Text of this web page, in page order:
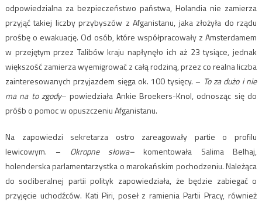
odpowiedzialna za bezpieczeństwo państwa, Holandia nie zamierza
przyjąć takiej liczby przybyszów z Afganistanu, jaka złożyła do rządu
prośbę o ewakuację. Od osób, które współpracowały z Amsterdamem
w przejętym przez Talibów kraju napłynęło ich aż 23 tysiące, jednak
większość zamierza wyemigrować z całą rodziną, przez co realna liczba
zainteresowanych przyjazdem sięga ok. 100 tysięcy. – To za dużo i nie
ma na to zgody– powiedziała Ankie Broekers-Knol, odnosząc się do
próśb o pomoc w opuszczeniu Afganistanu.
Na zapowiedzi sekretarza ostro zareagowały partie o profilu
lewicowym. – Okropne słowa–komentowała Salima Belhaj,
holenderska parlamentarzystka o marokańskim pochodzeniu. Należąca
do socliberalnej partii polityk zapowiedziała, że będzie zabiegać o
przyjęcie uchodźców. Kati Piri, poseł z ramienia Partii Pracy, również